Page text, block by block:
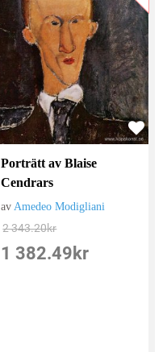
Porträtt av Blaise
Cendrars
avAmedeo Modigliani
2 343.20kr
1 382.49 kr